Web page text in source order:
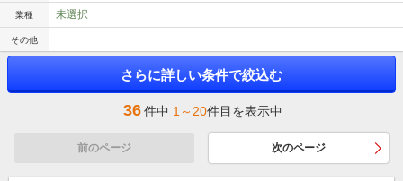
業種 未選択
その他
さらに詳しい条件で絞込む
36件中 1～20件目を表示中
前のページ 次のページ